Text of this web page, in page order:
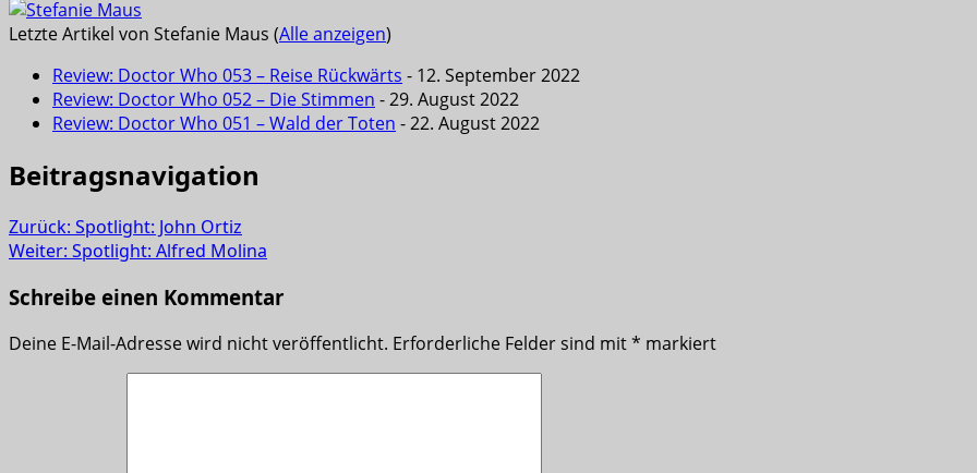
Letzte Artikel von Stefanie Maus (Alle anzeigen)
Review: Doctor Who 053 – Reise Rückwärts - 12. September 2022
Review: Doctor Who 052 – Die Stimmen - 29. August 2022
Review: Doctor Who 051 – Wald der Toten - 22. August 2022
Beitragsnavigation
Zurück: Spotlight: John Ortiz
Weiter: Spotlight: Alfred Molina
Schreibe einen Kommentar
Deine E-Mail-Adresse wird nicht veröffentlicht. Erforderliche Felder sind mit* markiert